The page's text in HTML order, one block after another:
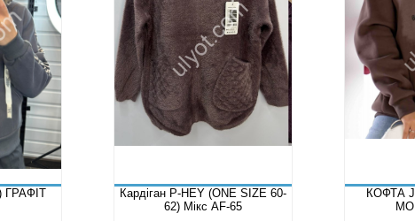
ГРАФІТ
Кардіган P-HEY (ONE SIZE 60-
62) Мікс AF-65
КОФТА